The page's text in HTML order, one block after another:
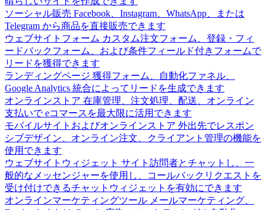
ソーシャル販売 Facebook、Instagram、WhatsApp、または
Telegram から商品を直接販売できます
ウェブサイトフォーム カスタム注文フォーム、登録・フィ
ードバックフォーム、および条件フィールド付きフォームで
リードを獲得できます
ランディングページ 獲得フォーム、自動化ファネル、
Google Analytics 統合によってリードを生成できます
オンラインストア 在庫管理、注文処理、配送、オンライン
支払いで eコマースを最大限に活用できます
モバイルサイトおよびオンラインストア 外出先でレスポン
シブデザイン、オンライン注文、クライアント管理の機能を
使用できます
ウェブサイトウィジェット サイト訪問者とチャットし、一
般的なメッセンジャーを使用し、コールバックリクエストを
受け付けできるチャットウィジェットを有効にできます
オンラインマーケティングツール メールマーケティング、